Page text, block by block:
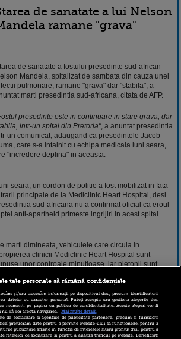
de sanatate a lui Nelson
ramane "grava"
de sanatate a fostului presedinte sud-african
Mandela, spitalizat de sambata din cauza unei
pulmonare, ramane "grava" dar "stabila", a
marti presedintia sud-africana, citata de AFP.
presedinte este in continuare in stare grava, dar
intr-un spital din Pretoria", a anuntat presedintia
un comunicat, adaugand ca presedintele Jacob
care s-a intalnit cu echipa medicala luni seara,
"incredere deplina" in aceasta.
seara, un cordon de politie a fost mobilizat in fata
principale de la Mediclinic Heart Hospital, desi
sud-africana nu a confirmat oficial ca eroul
anti-apartheid primeste ingrijiri in acest spital.
marti dimineata, vehiculele care circula in
clinicii Mediclinic Heart Hospital sunt
unor controale minutioase, iar pietonii sunt
un fotograf al AFP.
intrare, gardienii spitalului au primit intariri din
politiei, cu scopul de a tine la distanta presa,
continua sa vina in numar tot mai mare, in timp ce
tale personale să rămână confidențiale
și/sau accesăm informații pe dispozitivul dvs., precum identificatorii
datelor cu caracter personal. Puteți accepta sau gestiona alegerile dvs.
moment, pe pagina cu politica de confidențialitate. Aceste alegeri vor fi
vă vor afecta navigarea.
Mai multe detalii
de socializare si agentiile de publicitate partenere, precum si furnizorii
prelucram date pentru a permite website-ului sa functioneze, pentru a
publicitare afisate in functie de interesele si/sau profilul dvs., pentru a
retelelor de socializare si pentru a analiza traficul pe website. Beneficiati